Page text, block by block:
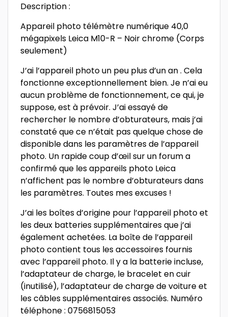
Description :
Appareil photo télémètre numérique 40,0
mégapixels Leica M10-R – Noir chrome (Corps
seulement)
J’ai l’appareil photo un peu plus d’un an . Cela
fonctionne exceptionnellement bien. Je n’ai eu
aucun problème de fonctionnement, ce qui, je
suppose, est à prévoir. J’ai essayé de
rechercher le nombre d’obturateurs, mais j’ai
constaté que ce n’était pas quelque chose de
disponible dans les paramètres de l’appareil
photo. Un rapide coup d’œil sur un forum a
confirmé que les appareils photo Leica
n’affichent pas le nombre d’obturateurs dans
les paramètres. Toutes mes excuses !
J’ai les boîtes d’origine pour l’appareil photo et
les deux batteries supplémentaires que j’ai
également achetées. La boîte de l’appareil
photo contient tous les accessoires fournis
avec l’appareil photo. Il y a la batterie incluse,
l’adaptateur de charge, le bracelet en cuir
(inutilisé), l’adaptateur de charge de voiture et
les câbles supplémentaires associés. Numéro
téléphone : 0756815053